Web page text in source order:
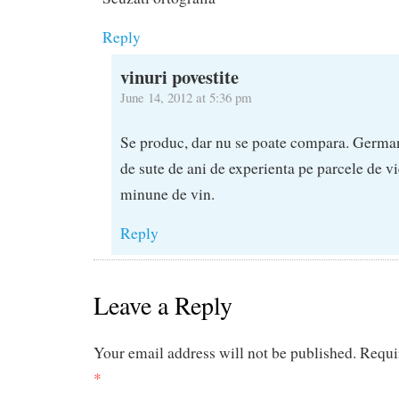
Reply
vinuri povestite
June 14, 2012 at 5:36 pm
Se produc, dar nu se poate compara.
de sute de ani de experienta pe parcele de
minune de vin.
Reply
Leave a Reply
Your email address will not be published.
*